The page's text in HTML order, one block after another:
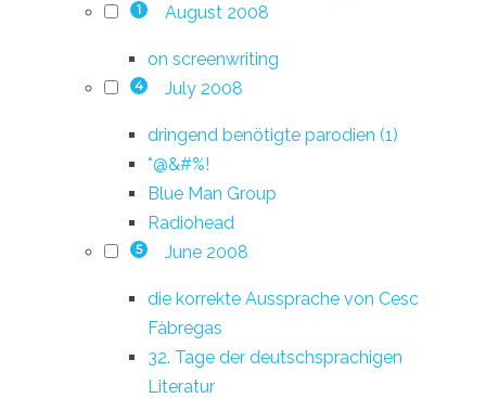
1 August 2008
on screenwriting
4 July 2008
dringend benötigte parodien (1)
*@&#%!
Blue Man Group
Radiohead
5 June 2008
die korrekte Aussprache von Cesc
Fàbregas
32. Tage der deutschsprachigen
Literatur